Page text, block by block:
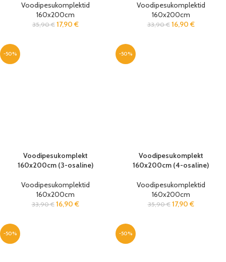
Voodipesukomplektid
160x200cm
35,90€ 17,90 €
Voodipesukomplektid
160x200cm
33,90€ 16,90 €
-50%
Voodipesukomplekt
160x200cm (3-osaline)
Voodipesukomplektid
160x200cm
33,90€ 16,90 €
-50%
Voodipesukomplekt
160x200cm (4-osaline)
Voodipesukomplektid
160x200cm
35,90€ 17,90 €
-50% -50%